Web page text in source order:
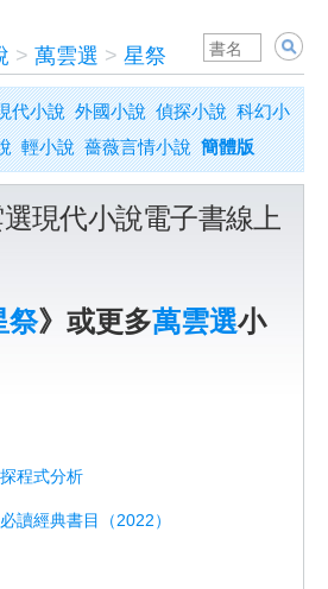
> 萬雲選 > 星祭
代小說 外國小說 偵探小說 科幻小
輕小說 薔薇言情小說 簡體版
選現代小說電子書線上
祭》或更多萬雲選小
程式分析
讀經典書目（2022）